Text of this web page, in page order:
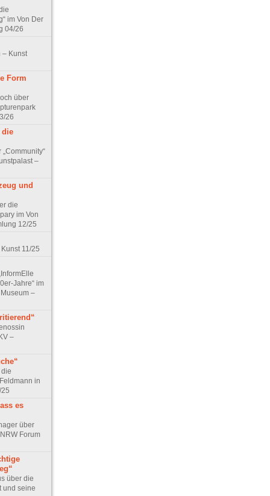
im Von Der
04/26
– Kunst
Form
über
26
die
–
und
die
im Von
12/25
11/25
Jahre“ im
–
–
in
es
über
Forum
über die
und seine